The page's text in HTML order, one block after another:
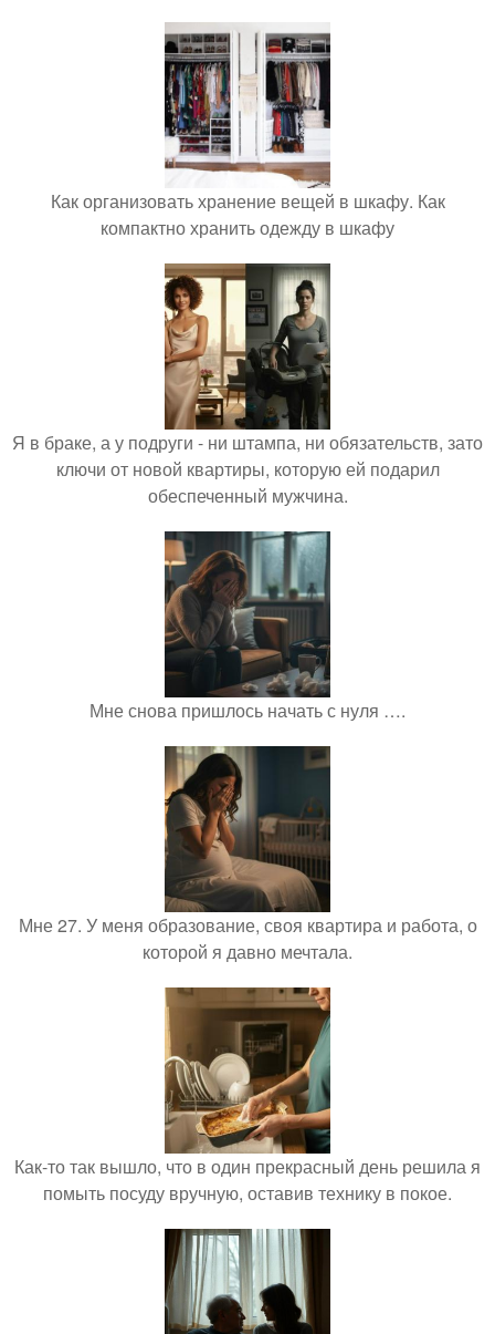
Как организовать хранение вещей в шкафу. Как
компактно хранить одежду в шкафу
Я в браке, а у подруги - ни штампа, ни обязательств, зато
ключи от новой квартиры, которую ей подарил
обеспеченный мужчина.
Мне снова пришлось начать с нуля ….
Мне 27. У меня образование, своя квартира и работа, о
которой я давно мечтала.
Как-то так вышло, что в один прекрасный день решила я
помыть посуду вручную, оставив технику в покое.